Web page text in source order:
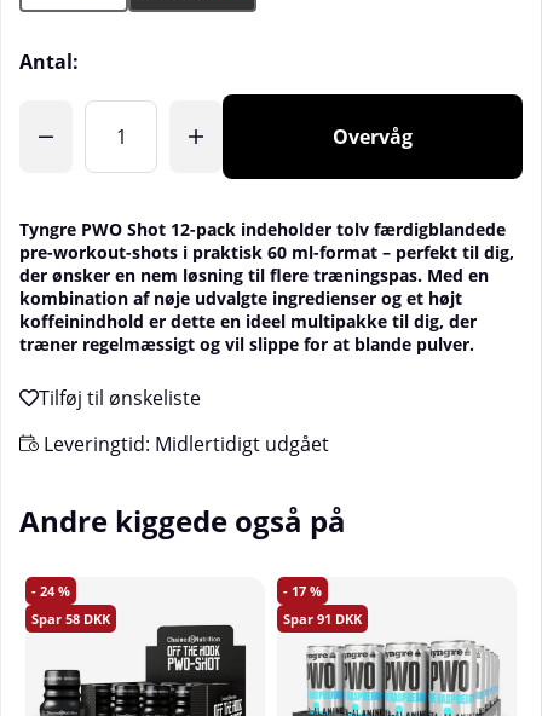
Antal:
Overvåg
Tyngre PWO Shot 12-pack indeholder tolv færdigblandede
pre-workout-shots i praktisk 60 ml-format – perfekt til dig,
der ønsker en nem løsning til flere træningspas. Med en
kombination af nøje udvalgte ingredienser og et højt
koffeinindhold er dette en ideel multipakke til dig, der
træner regelmæssigt og vil slippe for at blande pulver.
Leveringtid: Midlertidigt udgået
Andre kiggede også på
24
58
17
91